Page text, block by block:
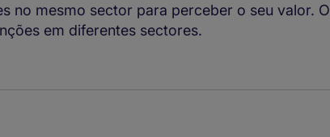
no mesmo sector para perceber o seu valor.
em diferentes sectores.